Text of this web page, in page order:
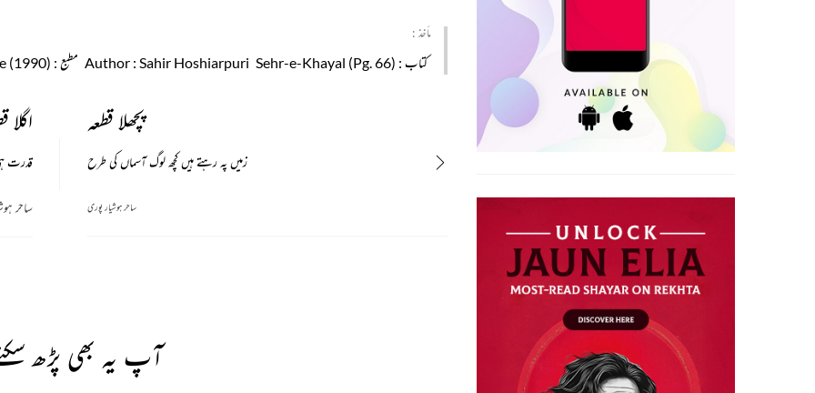
مأخذ :
کتاب : Sehr-e-Khayal (Pg. 66)
Author : Sahir Hoshiarpuri مطبع : Modern Publishing House (1990)
اگلا
قدرت
ساحر
پچھلا قطعہ
زمیں پہ رہتے ہیں کچھ لوگ آسماں کی طرح
ساحر ہوشیار پوری
آپ یہ بھی پڑھ